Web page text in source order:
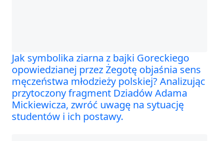
Jak symbolika ziarna z bajki Goreckiego
opowiedzianej przez Żegotę objaśnia sens
męczeństwa młodzieży polskiej? Analizując
przytoczony fragment Dziadów Adama
Mickiewicza, zwróć uwagę na sytuację
studentów i ich postawy.